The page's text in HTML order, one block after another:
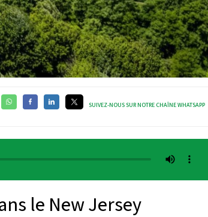
SUIVEZ-NOUS SUR NOTRE CHAÎNE WHATSAPP
le New Jersey